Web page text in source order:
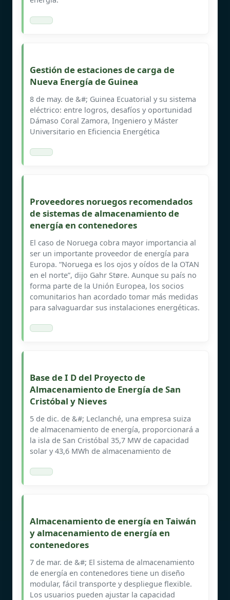
Gestión de estaciones de carga de
Nueva Energía de Guinea
8 de may. de &#; Guinea Ecuatorial y su sistema
eléctrico: entre logros, desafíos y oportunidad
Dámaso Coral Zamora, Ingeniero y Máster
Universitario en Eficiencia Energética
Proveedores noruegos recomendados
de sistemas de almacenamiento de
energía en contenedores
El caso de Noruega cobra mayor importancia al
ser un importante proveedor de energía para
Europa. “Noruega es los ojos y oídos de la OTAN
en el norte”, dijo Gahr Støre. Aunque su país no
forma parte de la Unión Europea, los socios
comunitarios han acordado tomar más medidas
para salvaguardar sus instalaciones energéticas.
Base de I D del Proyecto de
Almacenamiento de Energía de San
Cristóbal y Nieves
5 de dic. de &#; Leclanché, una empresa suiza
de almacenamiento de energía, proporcionará a
la isla de San Cristóbal 35,7 MW de capacidad
solar y 43,6 MWh de almacenamiento de
Almacenamiento de energía en Taiwán
y almacenamiento de energía en
contenedores
7 de mar. de &#; El sistema de almacenamiento
de energía en contenedores tiene un diseño
modular, fácil transporte y despliegue flexible.
Los usuarios pueden ajustar la capacidad